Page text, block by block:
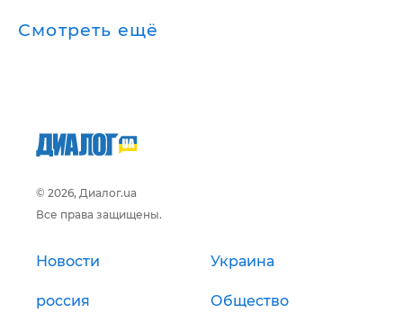
Смотреть ещё
© 2026, Диалог.ua
Все права защищены.
Новости Украина
россия Общество